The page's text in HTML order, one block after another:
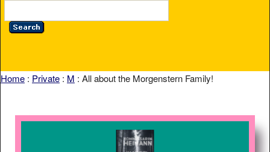
Home : Private : M : All about the Morgenstern Family!